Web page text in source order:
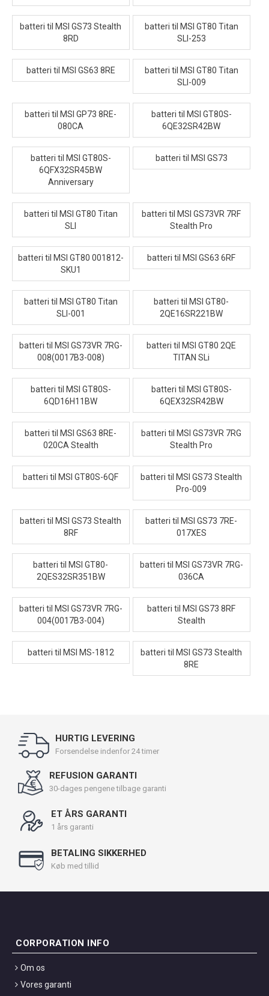
batteri til MSI GS73 Stealth
8RD
batteri til MSI GT80 Titan
SLI-253
batteri til MSI GS63 8RE
batteri til MSI GT80 Titan
SLI-009
batteri til MSI GP73 8RE-
080CA
batteri til MSI GT80S-
6QE32SR42BW
batteri til MSI GT80S-
6QFX32SR45BW
Anniversary
batteri til MSI GS73
batteri til MSI GT80 Titan
SLI
batteri til MSI GS73VR 7RF
Stealth Pro
batteri til MSI GT80 001812-
SKU1
batteri til MSI GS63 6RF
batteri til MSI GT80 Titan
SLI-001
batteri til MSI GT80-
2QE16SR221BW
batteri til MSI GS73VR 7RG-
008(0017B3-008)
batteri til MSI GT80 2QE
TITAN SLi
batteri til MSI GT80S-
6QD16H11BW
batteri til MSI GT80S-
6QEX32SR42BW
batteri til MSI GS63 8RE-
020CA Stealth
batteri til MSI GS73VR 7RG
Stealth Pro
batteri til MSI GT80S-6QF
batteri til MSI GS73 Stealth
Pro-009
batteri til MSI GS73 Stealth
8RF
batteri til MSI GS73 7RE-
017XES
batteri til MSI GT80-
2QES32SR351BW
batteri til MSI GS73VR 7RG-
036CA
batteri til MSI GS73VR 7RG-
004(0017B3-004)
batteri til MSI GS73 8RF
Stealth
batteri til MSI MS-1812
batteri til MSI GS73 Stealth
8RE
HURTIG LEVERING
Forsendelse indenfor 24 timer
REFUSION GARANTI
30-dages pengene tilbage garanti
ET ÅRS GARANTI
1 års garanti
BETALING SIKKERHED
Køb med tillid
CORPORATION INFO
Om os
Vores garanti